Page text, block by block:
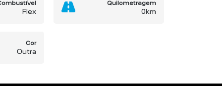
Flex
Quilometragem
0km
Cor
Outra